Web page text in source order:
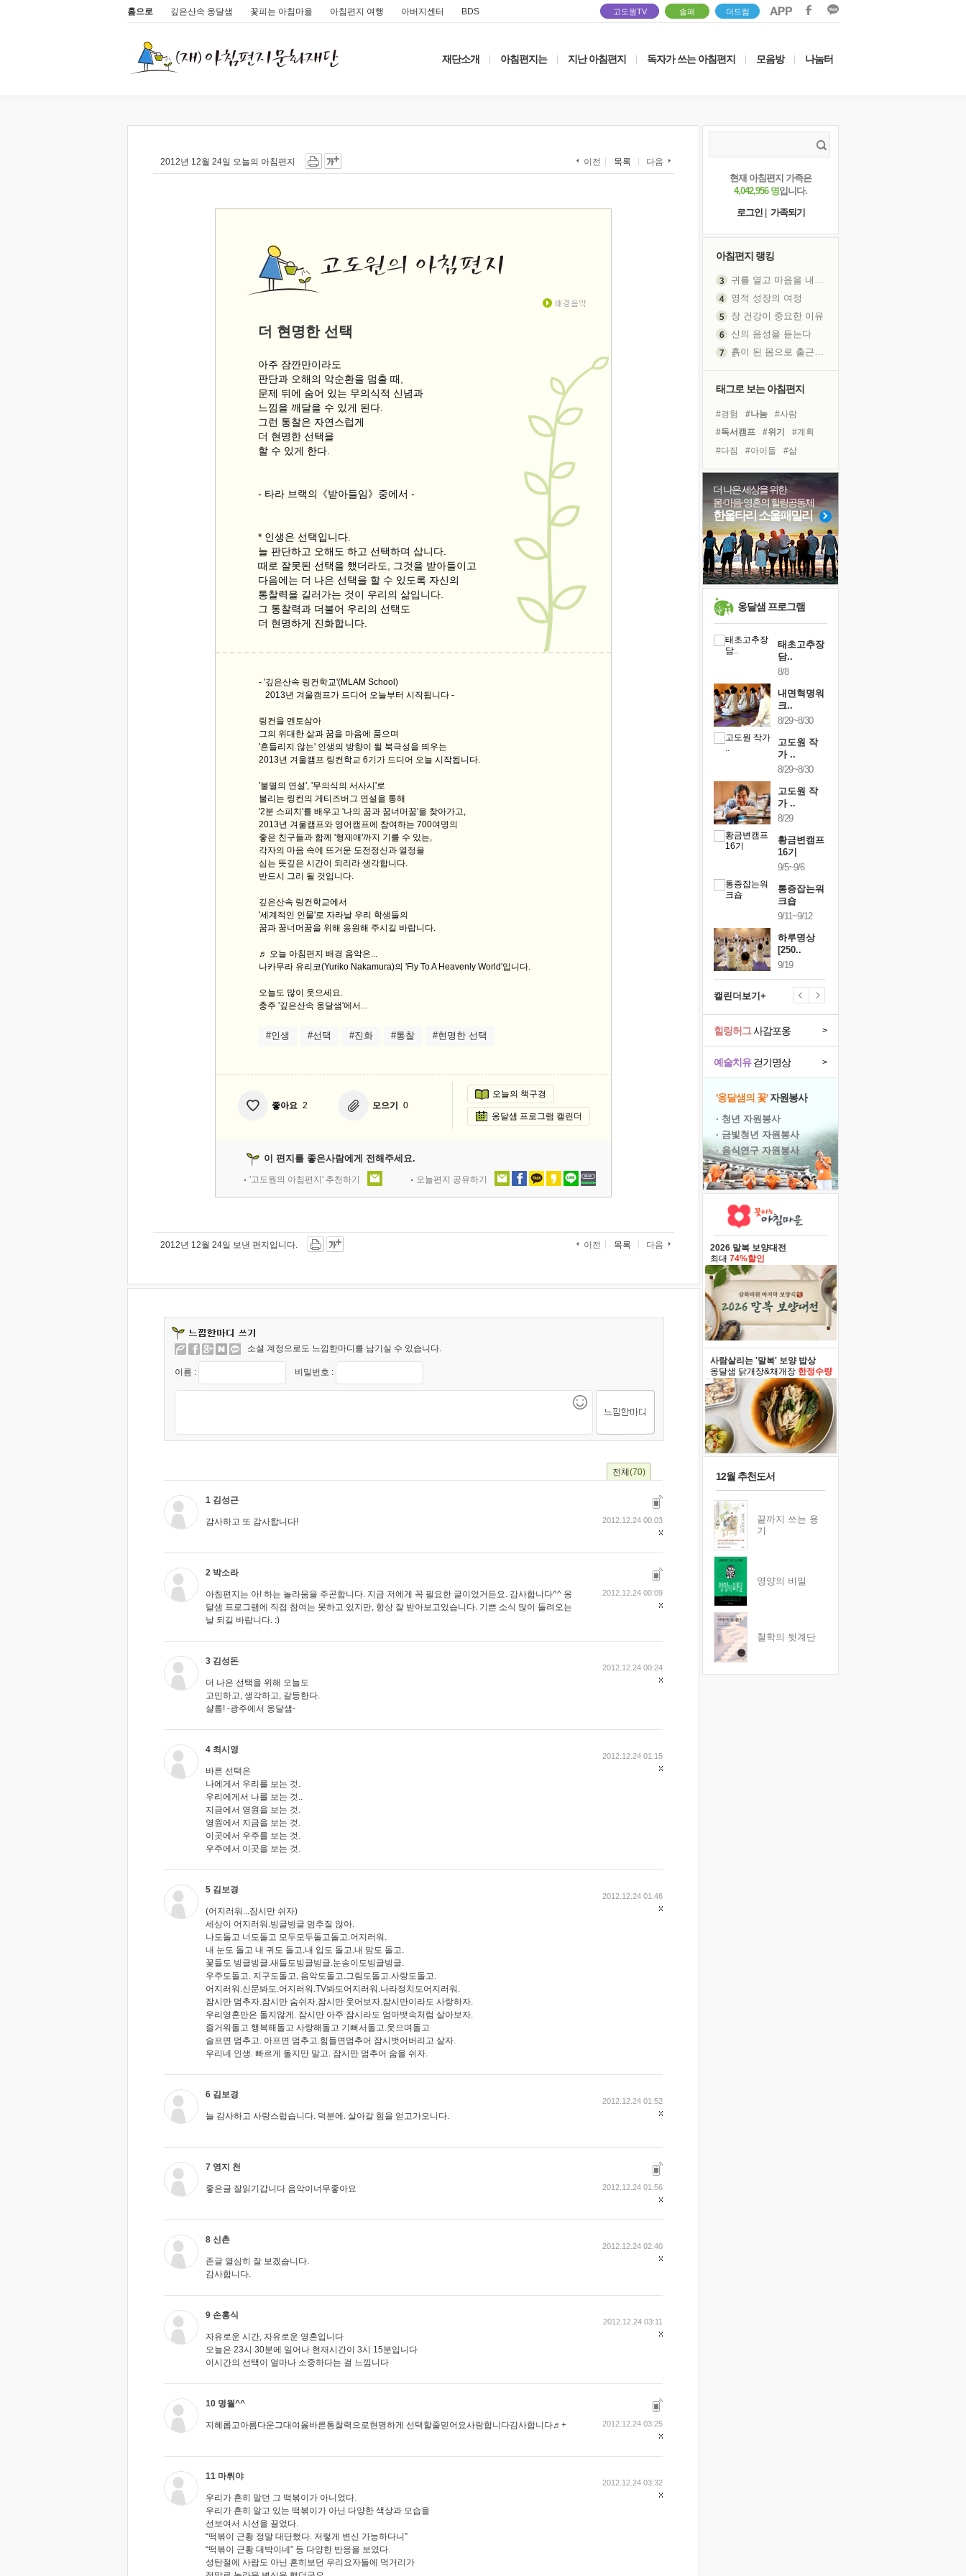
홈으로 깊은산속 옹달샘 꽃피는 아침마을 아침편지 여행 아버지센터 BDS 고도원TV 솔패 더드림
재단소개 아침편지는 지난 아침편지 독자가 쓰는 아침편지 모음방 나눔터
2012년 12월 24일 오늘의 아침편지 이전 목록 다음
더 현명한 선택
아주 잠깐만이라도
판단과 오해의 악순환을 멈출 때,
문제 뒤에 숨어 있는 무의식적 신념과
느낌을 깨달을 수 있게 된다.
그런 통찰은 자연스럽게
더 현명한 선택을
할 수 있게 한다.
- 타라 브랙의《받아들임》중에서 -
* 인생은 선택입니다.
늘 판단하고 오해도 하고 선택하며 삽니다.
때로 잘못된 선택을 했더라도, 그것을 받아들이고
다음에는 더 나은 선택을 할 수 있도록 자신의
통찰력을 길러가는 것이 우리의 삶입니다.
그 통찰력과 더불어 우리의 선택도
더 현명하게 진화합니다.
- '깊은산속 링컨학교'(MLAM School)
2013년 겨울캠프가 드디어 오늘부터 시작됩니다 -
링컨을 멘토삼아
그의 위대한 삶과 꿈을 마음에 품으며
'흔들리지 않는' 인생의 방향이 될 북극성을 띄우는
2013년 겨울캠프 링컨학교 6기가 드디어 오늘 시작됩니다.
'불멸의 연설', '무의식의 서사시'로
불리는 링컨의 게티즈버그 연설을 통해
'2분 스피치'를 배우고 '나의 꿈과 꿈너머꿈'을 찾아가고,
2013년 겨울캠프와 영어캠프에 참여하는 700여명의
좋은 친구들과 함께 '형제애'까지 기를 수 있는,
각자의 마음 속에 뜨거운 도전정신과 열정을
심는 뜻깊은 시간이 되리라 생각합니다.
반드시 그리 될 것입니다.
깊은산속 링컨학교에서
'세계적인 인물'로 자라날 우리 학생들의
꿈과 꿈너머꿈을 위해 응원해 주시길 바랍니다.
♬ 오늘 아침편지 배경 음악은...
나카무라 유리코(Yuriko Nakamura)의 'Fly To A Heavenly World'입니다.
오늘도 많이 웃으세요.
충주 '깊은산속 옹달샘'에서...
#인생 #선택 #진화 #통찰 #현명한 선택
좋아요 2 모으기 0
오늘의 책구경
옹달샘 프로그램 캘린더
이 편지를 좋은사람에게 전해주세요.
'고도원의 아침편지' 추천하기 오늘편지 공유하기
2012년 12월 24일 보낸 편지입니다. 이전 목록 다음
소셜 계정으로도 느낌한마디를 남기실 수 있습니다.
이름 : 비밀번호 :
전체 (70)
1 김성근
감사하고 또 감사합니다! 2012.12.24 00:03
2 박소라
아침편지는 아! 하는 놀라움을 주곤합니다. 지금 저에게 꼭 필요한 글이었거든요. 감사합니다^^ 옹
달샘 프로그램에 직접 참여는 못하고 있지만, 항상 잘 받아보고있습니다. 기쁜 소식 많이 들려오는
날 되길 바랍니다. :)
2012.12.24 00:09
3 김성돈
더 나은 선택을 위해 오늘도
고민하고, 생각하고, 갈등한다.
샬롬! -광주에서 옹달샘-
2012.12.24 00:24
4 최시영
바른 선택은
나에게서 우리를 보는 것.
우리에게서 나를 보는 것..
지금에서 영원을 보는 것.
영원에서 지금을 보는 것.
이곳에서 우주를 보는 것.
우주에서 이곳을 보는 것.
2012.12.24 01:15
5 김보경
(어지러워...잠시만 쉬자)
세상이 어지러워.빙글빙글 멈추질 않아.
나도돌고 너도돌고 모두모두돌고돌고.어지러워.
내 눈도 돌고 내 귀도 돌고.내 입도 돌고.내 맘도 돌고.
꽃들도 빙글빙글.새들도빙글빙글.눈송이도빙글빙글.
우주도돌고. 지구도돌고. 음악도돌고.그림도돌고.사랑도돌고.
어지러워.신문봐도.어지러워.TV봐도어지러워.나라정치도어지러워.
잠시만 멈추자.잠시만 숨쉬자.잠시만 웃어보자.잠시만이라도 사랑하자.
우리영혼만은 돌지않게. 잠시만 아주 잠시라도 엄마뱃속처럼 살아보자.
즐거워돌고 행복해돌고 사랑해돌고 기뻐서돌고.웃으며돌고
슬프면 멈추고. 아프면 멈추고.힘들면멈추어 잠시벗어버리고 살자.
우리네 인생. 빠르게 돌지만 말고. 잠시만 멈추어 숨을 쉬자.
2012.12.24 01:46
6 김보경
늘 감사하고 사랑스럽습니다. 덕분에. 살아갈 힘을 얻고가오니다.
2012.12.24 01:52
7 영지 천
좋은글 잘읽기갑니다 음악이너무좋아요 2012.12.24 01:56
8 신촌
존글 열심히 잘 보겠습니다.
감사합니다.
2012.12.24 02:40
9 손홍식
자유로운 시간, 자유로운 영혼입니다
오늘은 23시 30분에 일어나 현재시간이 3시 15분입니다
이시간의 선택이 얼마나 소중하다는 걸 느낌니다
2012.12.24 03:11
10 명월^^
지혜롭고아름다운그대여옳바른통찰력으로현명하게 선택할줄믿어요사랑합니다감사합니다♬+ 2012.12.24 03:25
11 마뤼야
우리가 흔히 알던 그 떡볶이가 아니었다.
우리가 흔히 알고 있는 떡볶이가 아닌 다양한 색상과 모습을
선보여서 시선을 끌었다.
“떡볶이 근황 정말 대단했다. 저렇게 변신 가능하다니”
“떡볶이 근황 대박이네” 등 다양한 반응을 보였다.
성탄절에 사람도 아닌 흔히보던 우리요자들에 먹거리가
2012.12.24 03:32
현재 아침편지 가족은
4,042,956 명입니다.
로그인
가족되기
아침편지 랭킹
귀를 열고 마음을 내어주고
영적 성장의 여정
장 건강이 중요한 이유
신의 음성을 듣는다
흙이 된 몸으로 출근하는 여자
졸업식 사진을 보며
극심한 변비, 어깨결림, 수면 장애
보고 싶은 어머니
마음이 멈춰 버린 곳
유년 시절의 부산 영도 바다
못된 꼰대들
희망이란
'모른다'는 것
태그로 보는 아침편지
#경험 #나눔
#사람
#독서캠프
#위기
#계획
#다짐
#아이들
#삶
#면역력
#선택
#힐링
#링컨학교
#독서
#유튜브
#리더
#비전캠프
#명상
#바이러스
#건강 #도움
더 나은 세상을 위한
몸·마음·영혼의 힐링공동체
한울타리 소울패밀리
옹달샘 프로그램
태초고추장
담..
8/8
내면혁명워
크..
8/29~8/30
고도원 작
가 ..
8/29~8/30
고도원 작
가 ..
8/29
황금변캠프
16기
9/5~9/6
통증잡는워
크숍
9/11~9/12
하루명상
[250..
9/19
캘린더보기+
예술치유걷기명상 >
힐링허그사감포옹 >
'옹달샘의 꽃'자원봉사
· 청년 자원봉사
· 금빛청년 자원봉사
· 음식연구 자원봉사
2026 말복 보양대전
최대 74%할인
사람살리는 '말복' 보양 밥상
옹달샘 닭개장&채개장 한정수량
12월 추천도서
끝까지 쓰는 용
기
영양의 비밀
철학의 뒷계단